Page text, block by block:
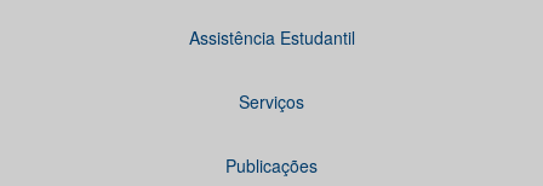
Assistência Estudantil
Serviços
Publicações